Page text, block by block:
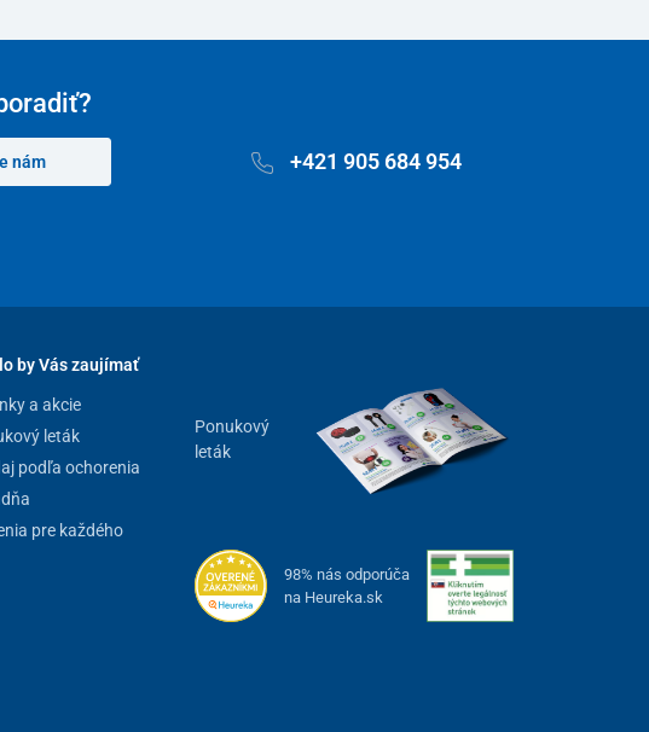
nám +421 905 684 954
by Vás zaujímať
a akcie
leták
podľa ochorenia
pre každého
Ponukový
leták
98% nás odporúča
na Heureka.sk